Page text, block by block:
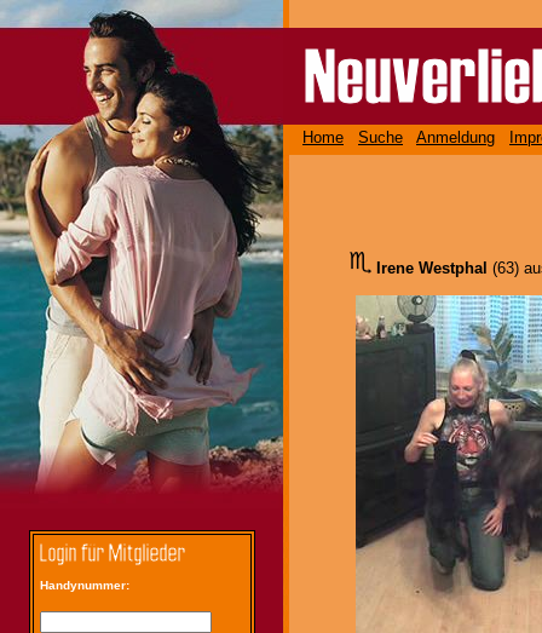
Handynummer:
Home Suche Anmeldung
Irene Westphal (63)